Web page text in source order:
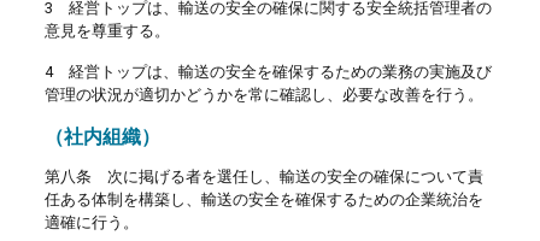
3 経営トップは、輸送の安全の確保に関する安全統括管理者の
意見を尊重する。
4 経営トップは、輸送の安全を確保するための業務の実施及び
管理の状況が適切かどうかを常に確認し、必要な改善を行う。
（社内組織）
第八条 次に掲げる者を選任し、輸送の安全の確保について責
任ある体制を構築し、輸送の安全を確保するための企業統治を
適確に行う。